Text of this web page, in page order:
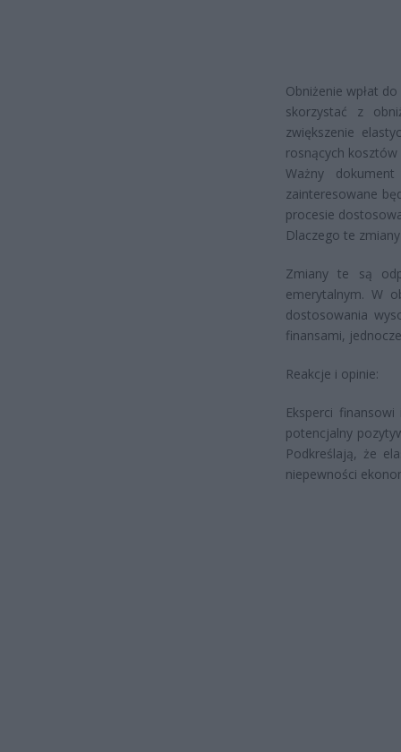
Obniżenie wpłat
skorzystać z
zwiększenie
rosnących kosztów
Ważny
zainteresowane
procesie
Dlaczego te
Zmiany te są
emerytalnym. W
dostosowania
finansami,
Reakcje i opinie:
Eksperci
potencjalny
Podkreślają, że
niepewności